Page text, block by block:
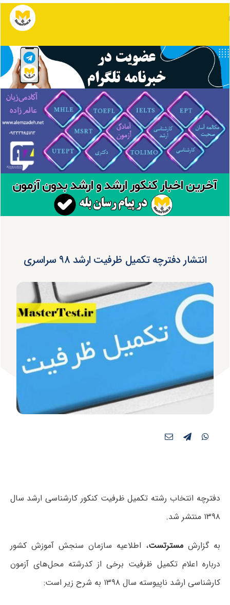
انتشار دفترچه تکمیل ظرفیت ارشد ۹۸ سراسری
دفترچه انتخاب رشته تکمیل ظرفیت کنکور کارشناسی ارشد سال
۱۳۹۸ منتشر شد.
به گزارشمسترتست، اطلاعیه ‌‌سازمان‌ سنجش‌ آموزش‌ کشور
درباره‌ اعلام‌ تکمیل ظرفیت برخی از کدرشته محل‌های آزمون‌
کارشناسی‌ ارشد ناپیوسته سال‌ ۱۳۹۸ به شرح زیر است: